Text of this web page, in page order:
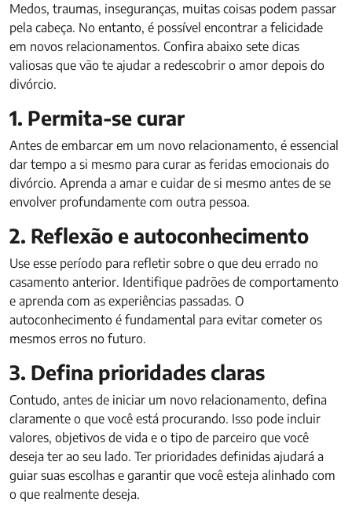
Medos, traumas, inseguranças, muitas coisas podem passar
pela cabeça. No entanto, é possível encontrar a felicidade
em novos relacionamentos. Confira abaixo sete dicas
valiosas que vão te ajudar a redescobrir o amor depois do
divórcio.
1. Permita-se curar
Antes de embarcar em um novo relacionamento, é essencial
dar tempo a si mesmo para curar as feridas emocionais do
divórcio. Aprenda a amar e cuidar de si mesmo antes de se
envolver profundamente com outra pessoa.
2. Reflexão e autoconhecimento
Use esse período para refletir sobre o que deu errado no
casamento anterior. Identifique padrões de comportamento
e aprenda com as experiências passadas. O
autoconhecimento é fundamental para evitar cometer os
mesmos erros no futuro.
3. Defina prioridades claras
Contudo, antes de iniciar um novo relacionamento, defina
claramente o que você está procurando. Isso pode incluir
valores, objetivos de vida e o tipo de parceiro que você
deseja ter ao seu lado. Ter prioridades definidas ajudará a
guiar suas escolhas e garantir que você esteja alinhado com
o que realmente deseja.